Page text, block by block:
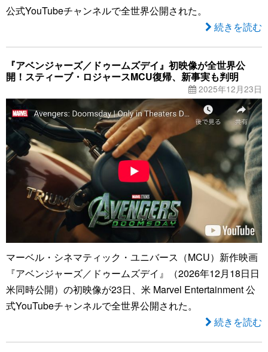
公式YouTubeチャンネルで全世界公開された。
続きを読む
『アベンジャーズ／ドゥームズデイ』初映像が全世界公
開！スティーブ・ロジャースMCU復帰、新事実も判明
2025年12月23日
マーベル・シネマティック・ユニバース（MCU）新作映画
『アベンジャーズ／ドゥームズデイ』（2026年12月18日日
米同時公開）の初映像が23日、米 Marvel Entertainment 公
式YouTubeチャンネルで全世界公開された。
続きを読む